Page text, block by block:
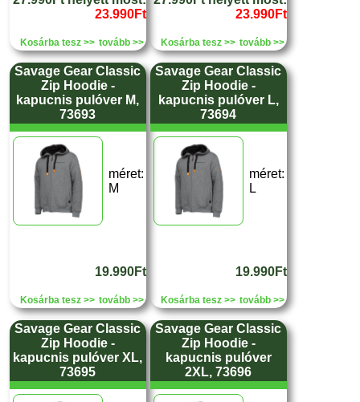
23.990Ft
Kosárba tesz >> tovább >>
23.990Ft
Kosárba tesz >> tovább >>
Savage Gear Classic
Zip Hoodie -
kapucnis pulóver M,
73693
méret:
M
19.990Ft
Kosárba tesz >> tovább >>
Savage Gear Classic
Zip Hoodie -
kapucnis pulóver L,
73694
méret:
L
19.990Ft
Kosárba tesz >> tovább >>
Savage Gear Classic
Zip Hoodie -
kapucnis pulóver XL,
73695
Savage Gear Classic
Zip Hoodie -
kapucnis pulóver
2XL, 73696